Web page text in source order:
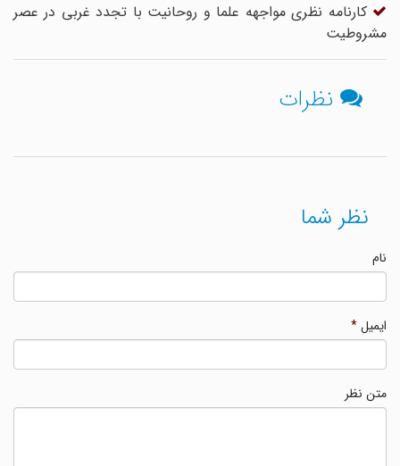
کارنامه نظرى‏ مواجهه علما و روحانیت با تجدد غربی در عصر
مشروطیت
نظرات
نظر شما
ایمیل*
متن نظر